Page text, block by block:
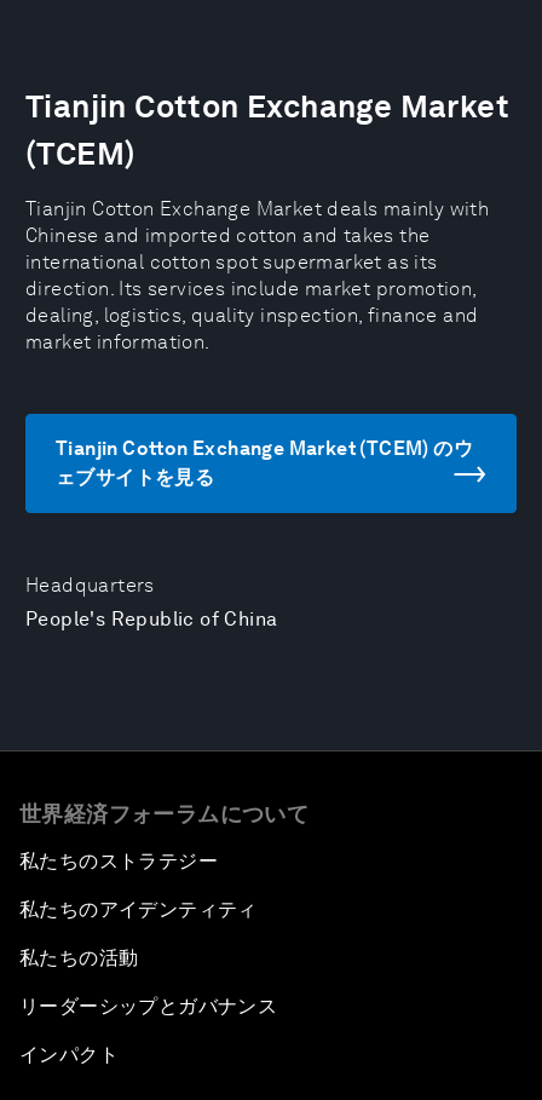
Headquarters
People's Republic of China
Tianjin Cotton Exchange Market
(TCEM)
Tianjin Cotton Exchange Market deals mainly with
Chinese and imported cotton and takes the
international cotton spot supermarket as its
direction. Its services include market promotion,
dealing, logistics, quality inspection, finance and
market information.
Tianjin Cotton Exchange Market (TCEM) のウ
ェブサイトを見る
世界経済フォーラムについて
私たちのストラテジー
私たちのアイデンティティ
私たちの活動
リーダーシップとガバナンス
インパクト